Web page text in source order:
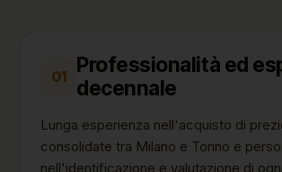
01
Professionalità ed
decennale
Lunga esperienza nell'acquisto di
consolidate tra Milano e Torino e
nell'identificazione e valutazione di